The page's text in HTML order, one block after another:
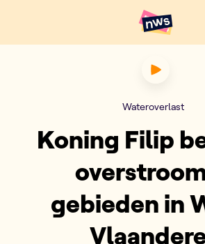
Koning Filip
Wateroverlast
Koning Filip
gebieden in